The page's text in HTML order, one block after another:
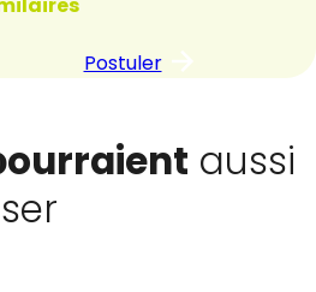
Postuler
aussi